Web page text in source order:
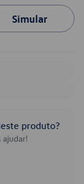
Simular
produto?
ajudar!